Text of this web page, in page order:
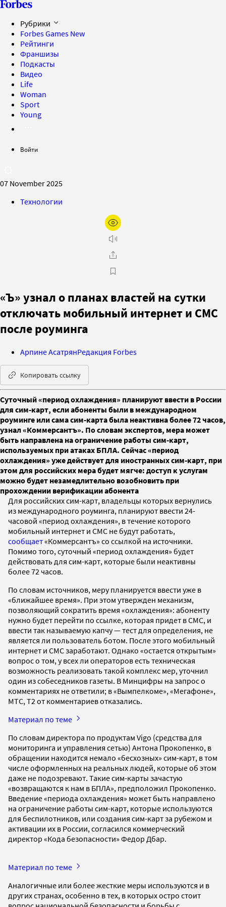
Рубрики
Forbes Games New
Рейтинги
Франшизы
Подкасты
Видео
Life
Woman
Sport
Young
Войти
07 November 2025
Технологии
«Ъ» узнал о планах властей на сутки
отключать мобильный интернет и СМС
после роуминга
Арпине АсатрянРедакция Forbes
Копировать ссылку
Суточный «период охлаждения» планируют ввести в России
для сим-карт, если абоненты были в международном
роуминге или сама сим-карта была неактивна более 72 часов,
узнал «Коммерсантъ». По словам экспертов, мера может
быть направлена на ограничение работы сим-карт,
используемых при атаках БПЛА. Сейчас «период
охлаждения» уже действует для иностранных сим-карт, при
этом для российских мера будет мягче: доступ к услугам
можно будет незамедлительно возобновить при
прохождении верификации абонента
Для российских сим-карт, владельцы которых вернулись
из международного роуминга, планируют ввести 24-
часовой «период охлаждения», в течение которого
мобильный интернет и СМС не будут работать,
сообщает«Коммерсантъ» со ссылкой на источники.
Помимо того, суточный «период охлаждения» будет
действовать для сим-карт, которые были неактивны
более 72 часов.
По словам источников, меру планируется ввести уже в
«ближайшее время». При этом утвержден механизм,
позволяющий сократить время «охлаждения»: абоненту
нужно будет перейти по ссылке, которая придет в СМС, и
ввести так называемую капчу — тест для определения, не
является ли пользователь ботом. После этого мобильный
интернет и СМС заработают. Однако «остается открытым»
вопрос о том, у всех ли операторов есть техническая
возможность реализовать такой комплекс мер, уточнил
один из собеседников газеты. В Минцифры на запрос о
комментариях не ответили; в «Вымпелкоме», «Мегафоне»,
МТС, Т2 от комментариев отказались.
Материал по теме
По словам директора по продуктам Vigo (средства для
мониторинга и управления сетью) Антона Прокопенко, в
обращении находится немало «бесхозных» сим-карт, в том
числе оформленных на реальных людей, которые об этом
даже не подозревают. Такие сим-карты зачастую
«возвращаются к нам в БПЛА», предположил Прокопенко.
Введение «периода охлаждения» может быть направлено
на ограничение работы сим-карт, которые используются
для беспилотников, или создания сим-карт за рубежом и
активации их в России, согласился коммерческий
директор «Кода безопасности» Федор Дбар.
Материал по теме
Аналогичные или более жесткие меры используются и в
других странах, особенно в тех, в которых остро стоит